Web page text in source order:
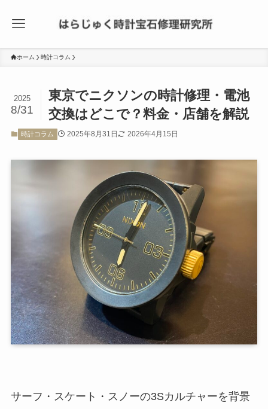
ホーム 時計コラム
東京でニクソンの時計修理・電池
交換はどこで？料金・店舗を解説
2025
8/31
時計コラム 2025年8月31日 2026年4月15日
サーフ・スケート・スノーの3Sカルチャーを背景